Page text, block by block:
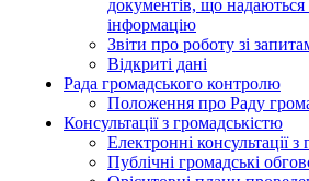
документів, що надаються
інформацію
Звіти про роботу зі
Відкриті дані
Рада громадського контролю
Положення про Раду
Консультації з громадськістю
Електронні консультації з
Публічні громадські